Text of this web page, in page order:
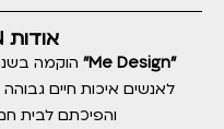
אודות MEDESIGN
"Me Design"
לאנשים איכות חיים גבוהה
והפיכתם לבית